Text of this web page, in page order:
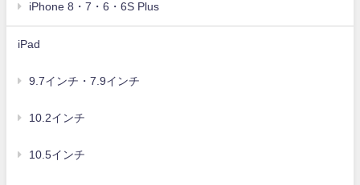
iPhone 8・7・6・6S Plus
iPad
9.7インチ・7.9インチ
10.2インチ
10.5インチ